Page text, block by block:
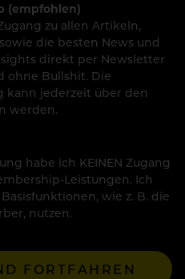
(empfohlen)
zu allen Artikeln,
die besten News und
direkt per Newsletter
ohne Bullshit. Die
kann jederzeit über den
werden.
habe ich KEINEN Zugang
Leistungen. Ich
wie z. B. die
nutzen.
FORTFAHREN